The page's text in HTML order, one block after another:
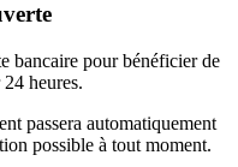
bancaire pour bénéficier de
heures.
passera automatiquement
possible à tout moment.